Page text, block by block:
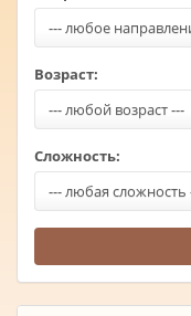
--- любое
Возраст:
--- любой возраст ---
Сложность:
--- любая сложность